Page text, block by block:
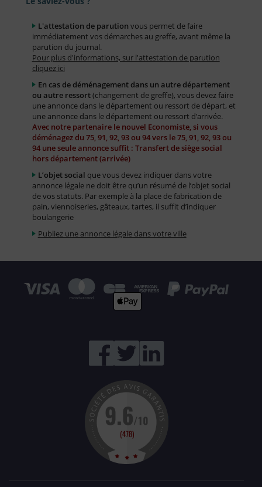
L'attestation de parution vous permet de faire
immédiatement vos démarches au greffe, avant même la
parution du journal.
Pour plus d'informations, sur l'attestation de parution
cliquez ici
En cas de déménagement dans un autre département
ou autre ressort(changement de greffe), vous devez faire
une annonce dans le département ou ressort de départ, et
une annonce dans le département ou ressort d’arrivée.
Avec notre partenaire le nouvel Economiste, si vous
déménagez du 75, 91, 92, 93 ou 94 vers le 75, 91, 92, 93 ou
94 une seule annonce suffit : Transfert de siège social
hors département (arrivée)
L’objet social que vous devez indiquer dans votre
annonce légale ne doit être qu’un résumé de l’objet social
de vos statuts. Par exemple à la place de fabrication de
pain, viennoiseries, gâteaux, tartes, il suffit d’indiquer
boulangerie
Publiez une annonce légale dans votre ville